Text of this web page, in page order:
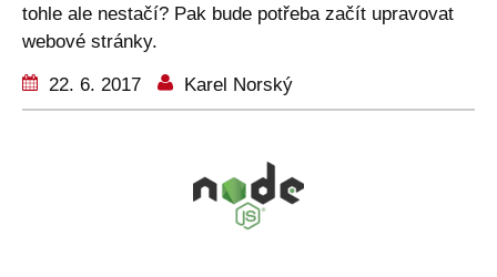
tohle ale nestačí? Pak bude potřeba začít upravovat
webové stránky.
22. 6. 2017 Karel Norský